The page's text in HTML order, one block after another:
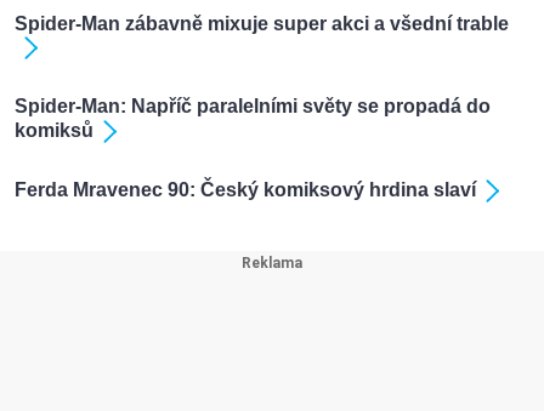
Spider-Man zábavně mixuje super akci a všední trable
Spider-Man: Napříč paralelními světy se propadá do
komiksů
Ferda Mravenec 90: Český komiksový hrdina slaví